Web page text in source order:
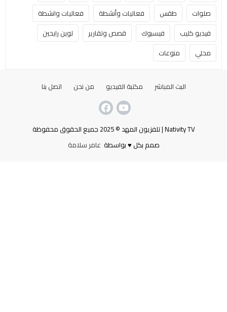
صلوات
طقس فعاليات وأنشطة
فعاليات وانشطة
فيديو كليب
فيسبوك قصص وتقارير
لوين رايحين
محلي
منوعات
البث المباشر مكتبة الفيديو من نحن اتصل بنا
Nativity TV | تلفزيون المهد © 2025 جميع الحقوق محفوظة
صمم بكل ♥ بواسطة عامر سلامة